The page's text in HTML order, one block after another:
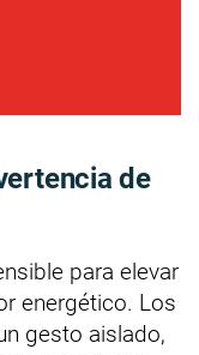
de
para elevar
energético. Los
gesto aislado,